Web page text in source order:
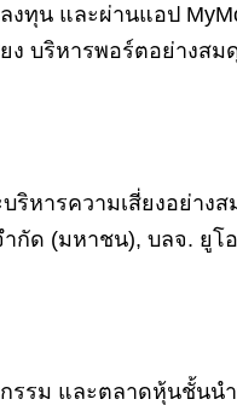
ทุน และผ่านแอป
ง บริหารพอร์ตอย่างส
หารความเสี่ยงอย่าง
ด (มหาชน), บลจ. ยูโ
รรม และตลาดหุ้นชั้นน